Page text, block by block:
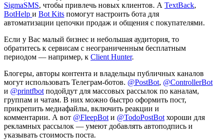
SigmaSMS, чтобы привлечь новых клиентов. А TextBack,
BotHelp и Bot Kits помогут настроить бота для
автоматизации цепочки продаж и общения с покупателями.
Если у Вас малый бизнес и небольшая аудитория, то
обратитесь к сервисам с неограниченным бесплатным
периодом — например, к Сlient Hunter.
Блогеры, авторы контента и владельцы публичных каналов
могут использовать Телеграм-ботов. @PostBot, @ControllerBot
и @printfbotподойдут для массовых рассылок по каналам,
группам и чатам. В них можно быстро оформить пост,
прикрепить медиафайлы, включить реакции и
комментарии. А вот @FleepBotи @TodoPostBotхороши для
рекламных рассылок — умеют добавлять автоподпись и
указывать стоимость поста.